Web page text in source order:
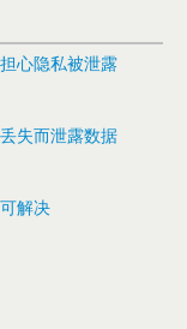
心隐私被泄露
失而泄露数据
解决